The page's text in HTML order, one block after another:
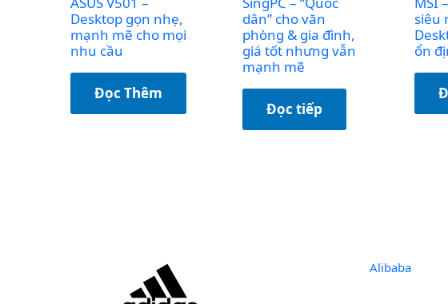
Desktop gọn nhẹ,
mạnh mẽ cho mọi
nhu cầu
Đọc Thêm
dân” cho văn
phòng & gia đình,
giá tốt nhưng vẫn
mạnh mẽ
Đọc tiếp
siêu
ổn
Alibaba